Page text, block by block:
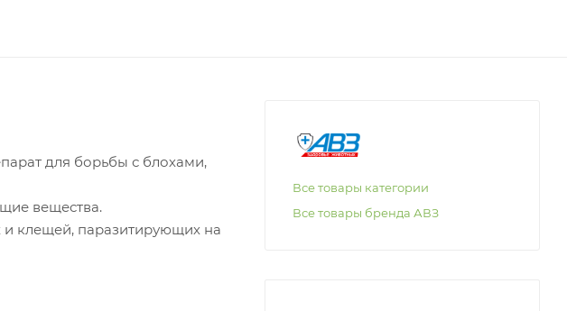
для борьбы с блохами,
вещества.
клещей, паразитирующих на
Все товары категории
Все товары бренда АВЗ